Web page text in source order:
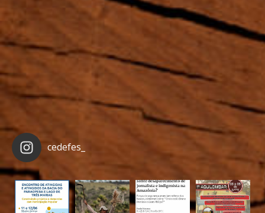
cedefes_